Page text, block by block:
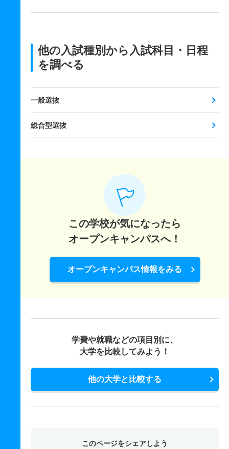
他の入試種別から入試科目・日程
を調べる
一般選抜
総合型選抜
この学校が気になったら
オープンキャンパスへ！
オープンキャンパス情報をみる
学費や就職などの項目別に、
大学を比較してみよう！
他の大学と比較する
このページをシェアしよう